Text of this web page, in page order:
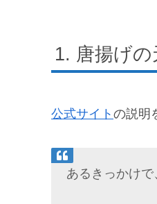
唐揚げの
公式サイト の説明
あるきっかけで